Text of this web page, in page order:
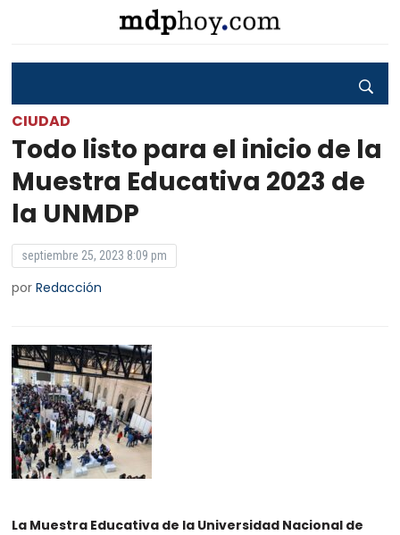
CIUDAD
Todo listo para el inicio de la
Muestra Educativa 2023 de
la UNMDP
septiembre 25, 2023 8:09 pm
porRedacción
La Muestra Educativa de la Universidad Nacional de